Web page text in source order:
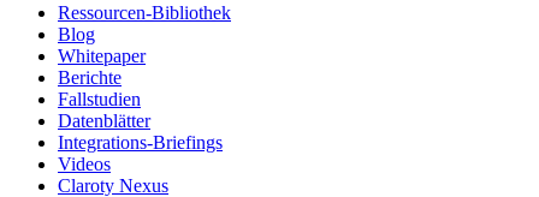
Ressourcen-Bibliothek
Blog
Whitepaper
Berichte
Fallstudien
Datenblätter
Integrations-Briefings
Videos
Claroty Nexus